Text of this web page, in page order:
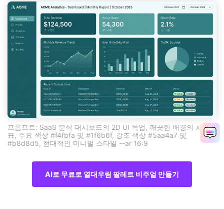
프롬프트: SaaS 분석 대시보드의 2D UI 목업, 깨끗한 배경의 차트와
표, 주요 색상 #f4fbfa 및 #1f6b6f, 강조 색상 #5aa4a7 및
#b8d8d5, 현대적인 미니멀 스타일 --ar 16:9
AI로 무료로 열대우림 팔레트 비주얼 만들기